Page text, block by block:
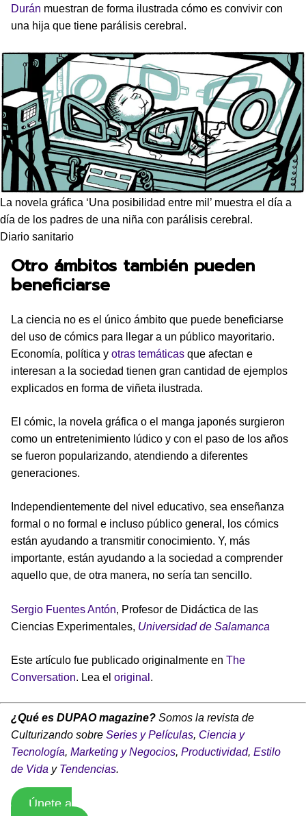
Durán muestran de forma ilustrada cómo es convivir con
una hija que tiene parálisis cerebral.
La novela gráfica ‘Una posibilidad entre mil’ muestra el día a
día de los padres de una niña con parálisis cerebral.
Diario sanitario
Otro ámbitos también pueden
beneficiarse
La ciencia no es el único ámbito que puede beneficiarse
del uso de cómics para llegar a un público mayoritario.
Economía, política y otras temáticas que afectan e
interesan a la sociedad tienen gran cantidad de ejemplos
explicados en forma de viñeta ilustrada.
El cómic, la novela gráfica o el manga japonés surgieron
como un entretenimiento lúdico y con el paso de los años
se fueron popularizando, atendiendo a diferentes
generaciones.
Independientemente del nivel educativo, sea enseñanza
formal o no formal e incluso público general, los cómics
están ayudando a transmitir conocimiento. Y, más
importante, están ayudando a la sociedad a comprender
aquello que, de otra manera, no sería tan sencillo.
Sergio Fuentes Antón, Profesor de Didáctica de las
Ciencias Experimentales, Universidad de Salamanca
Este artículo fue publicado originalmente en The
Conversation. Lea el original .
¿Qué es DUPAO magazine? Somos la revista de
Culturizando sobre Series y Películas, Ciencia y
Tecnología, Marketing y Negocios, Productividad, Estilo
de Vida y Tendencias.
Únete a